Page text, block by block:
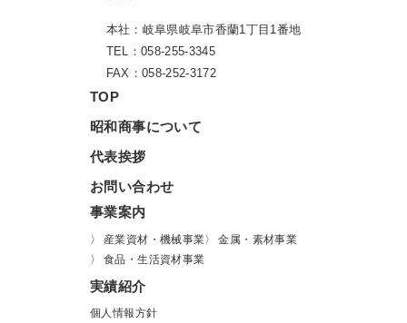
本社： 岐阜県岐阜市香蘭1丁目1番地
TEL：058-255-3345
FAX：058-252-3172
TOP
昭和商事について
代表挨拶
お問い合わせ
事業案内
産業資材・機械事業
金属・素材事業
食品・生活資材事業
実績紹介
個人情報方針